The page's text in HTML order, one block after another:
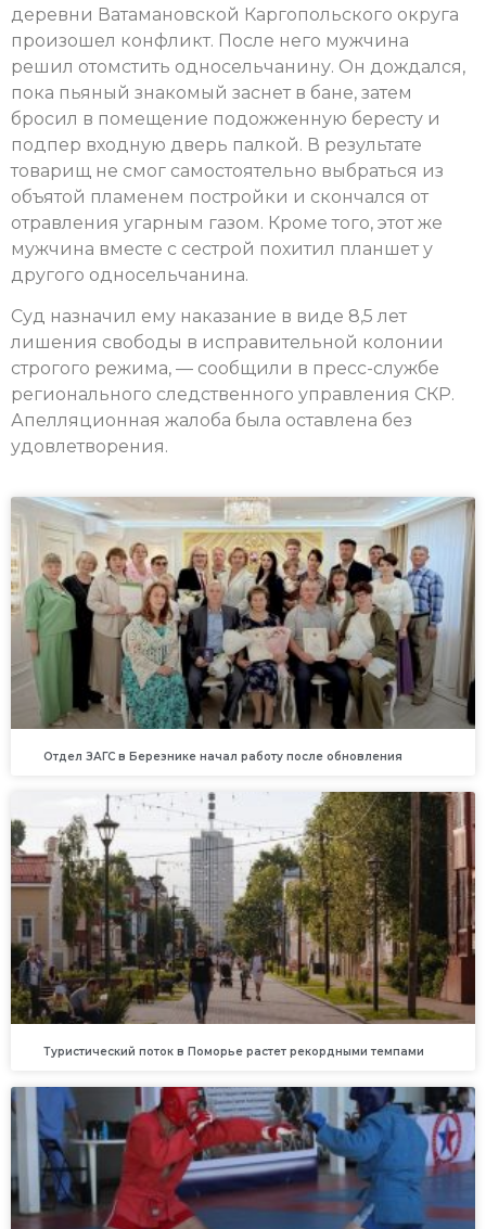
деревни Ватамановской Каргопольского округа
произошел конфликт. После него мужчина
решил отомстить односельчанину. Он дождался,
пока пьяный знакомый заснет в бане, затем
бросил в помещение подожженную бересту и
подпер входную дверь палкой. В результате
товарищ не смог самостоятельно выбраться из
объятой пламенем постройки и скончался от
отравления угарным газом. Кроме того, этот же
мужчина вместе с сестрой похитил планшет у
другого односельчанина.
Суд назначил ему наказание в виде 8,5 лет
лишения свободы в исправительной колонии
строгого режима, — сообщили в пресс-службе
регионального следственного управления СКР.
Апелляционная жалоба была оставлена без
удовлетворения.
Отдел ЗАГС в Березнике начал работу после обновления
Туристический поток в Поморье растет рекордными темпами